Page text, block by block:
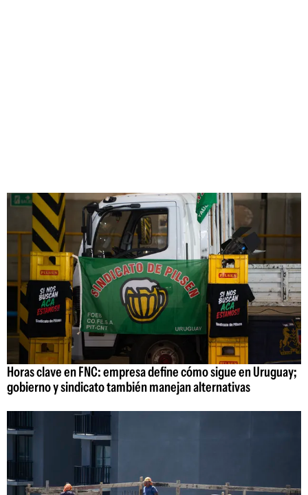
Horas clave en FNC: empresa define cómo sigue en Uruguay;
gobierno y sindicato también manejan alternativas